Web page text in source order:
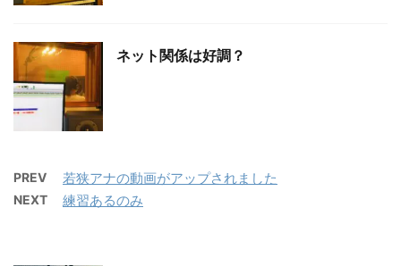
ネット関係は好調？
PREV 若狭アナの動画がアップされました
NEXT 練習あるのみ